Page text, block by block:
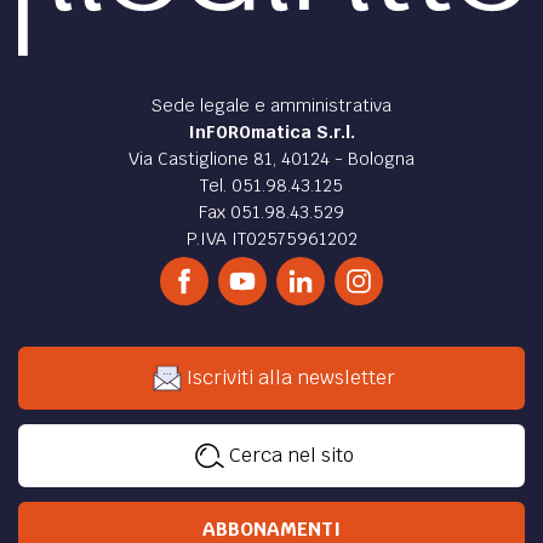
Sede legale e amministrativa
InFOROmatica S.r.l.
Via Castiglione 81, 40124 - Bologna
Tel. 051.98.43.125
Fax 051.98.43.529
P.IVA IT02575961202
Iscriviti alla newsletter
Cerca nel sito
ABBONAMENTI